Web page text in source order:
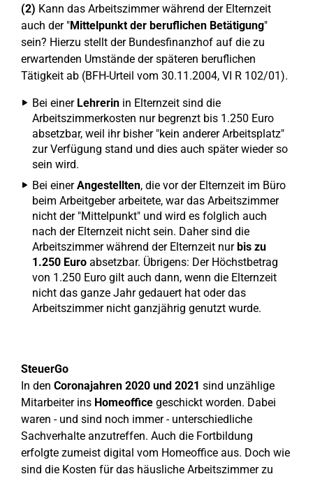
(2) Kann das Arbeitszimmer während der Elternzeit
auch der "Mittelpunkt der beruflichen Betätigung"
sein? Hierzu stellt der Bundesfinanzhof auf die zu
erwartenden Umstände der späteren beruflichen
Tätigkeit ab (BFH-Urteil vom 30.11.2004, VI R 102/01).
Bei einer Lehrerin in Elternzeit sind die
Arbeitszimmerkosten nur begrenzt bis 1.250 Euro
absetzbar, weil ihr bisher "kein anderer Arbeitsplatz"
zur Verfügung stand und dies auch später wieder so
sein wird.
Bei einerAngestellten, die vor der Elternzeit im Büro
beim Arbeitgeber arbeitete, war das Arbeitszimmer
nicht der "Mittelpunkt" und wird es folglich auch
nach der Elternzeit nicht sein. Daher sind die
Arbeitszimmer während der Elternzeit nurbis zu
1.250 Euro absetzbar. Übrigens: Der Höchstbetrag
von 1.250 Euro gilt auch dann, wenn die Elternzeit
nicht das ganze Jahr gedauert hat oder das
Arbeitszimmer nicht ganzjährig genutzt wurde.
SteuerGo
In den Coronajahren 2020 und 2021 sind unzählige
Mitarbeiter ins Homeoffice geschickt worden. Dabei
waren - und sind noch immer - unterschiedliche
Sachverhalte anzutreffen. Auch die Fortbildung
erfolgte zumeist digital vom Homeoffice aus. Doch wie
sind die Kosten für das häusliche Arbeitszimmer zu